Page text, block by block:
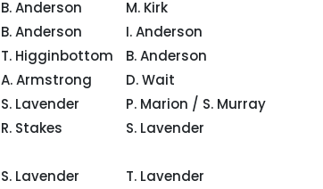
B. Anderson
M. Kirk
B. Anderson
I. Anderson
T. Higginbottom
B. Anderson
A. Armstrong
D. Wait
S. Lavender
P. Marion / S. Murray
R. Stakes
S. Lavender
S. Lavender
T. Lavender